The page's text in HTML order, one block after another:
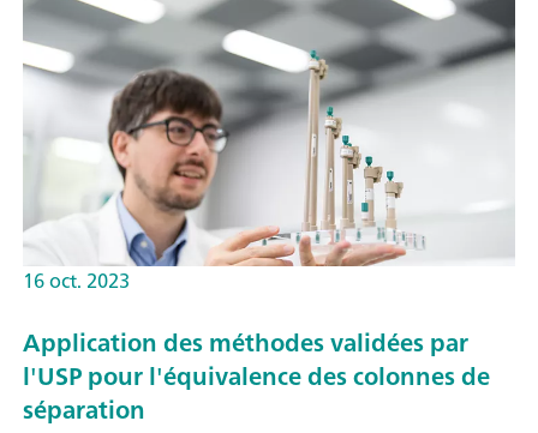
16 oct. 2023
Application des méthodes validées par
l'USP pour l'équivalence des colonnes de
séparation